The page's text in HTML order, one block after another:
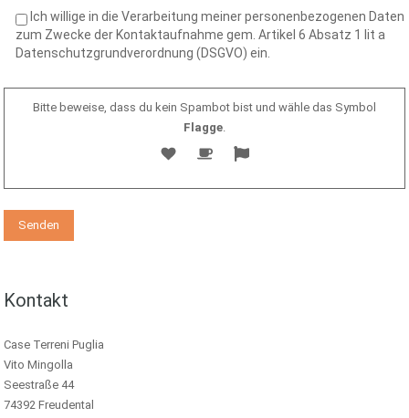
Ich willige in die Verarbeitung meiner personenbezogenen Daten
zum Zwecke der Kontaktaufnahme gem. Artikel 6 Absatz 1 lit a
Datenschutzgrundverordnung (DSGVO) ein.
Bitte beweise, dass du kein Spambot bist und wähle das Symbol
Flagge.
Kontakt
Case Terreni Puglia
Vito Mingolla
Seestraße 44
74392 Freudental